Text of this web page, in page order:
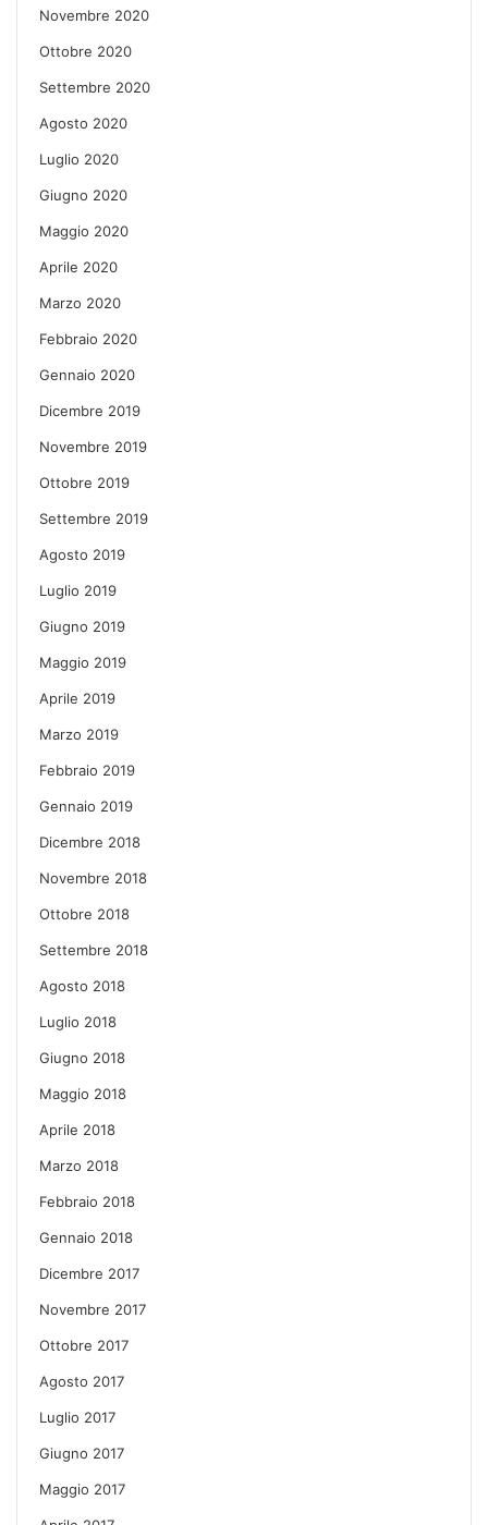
Novembre 2020
Ottobre 2020
Settembre 2020
Agosto 2020
Luglio 2020
Giugno 2020
Maggio 2020
Aprile 2020
Marzo 2020
Febbraio 2020
Gennaio 2020
Dicembre 2019
Novembre 2019
Ottobre 2019
Settembre 2019
Agosto 2019
Luglio 2019
Giugno 2019
Maggio 2019
Aprile 2019
Marzo 2019
Febbraio 2019
Gennaio 2019
Dicembre 2018
Novembre 2018
Ottobre 2018
Settembre 2018
Agosto 2018
Luglio 2018
Giugno 2018
Maggio 2018
Aprile 2018
Marzo 2018
Febbraio 2018
Gennaio 2018
Dicembre 2017
Novembre 2017
Ottobre 2017
Agosto 2017
Luglio 2017
Giugno 2017
Maggio 2017